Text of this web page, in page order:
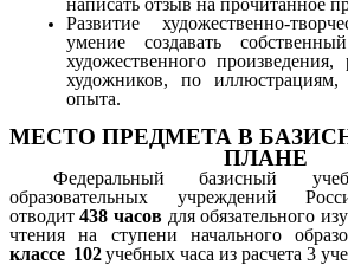
написать отзыв на прочитанное
Развитие художественно-
умение создавать
художественного
художников, по
опыта.
МЕСТО ПРЕДМЕТА В
ПЛАНЕ
Федеральный базисный
образовательных учреждений
отводит 438 часовдля обязательного
чтения на ступени начального
классе 102учебных часа из расчета 3